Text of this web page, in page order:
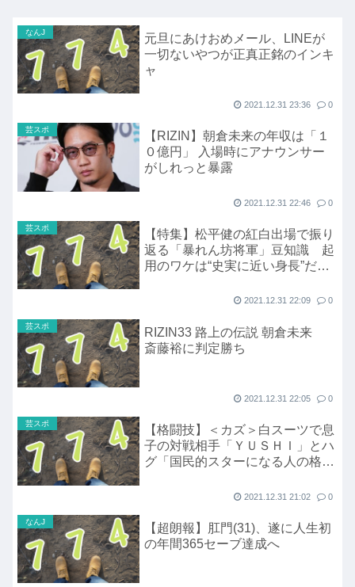
なんJ
元旦にあけおめメール、LINEが
一切ないやつが正真正銘のインキ
ャ
2021.12.31 23:36 0
芸スポ
【RIZIN】朝倉未来の年収は「１
０億円」 入場時にアナウンサー
がしれっと暴露
2021.12.31 22:46 0
芸スポ
【特集】松平健の紅白出場で振り
返る「暴れん坊将軍」豆知識 起
用のワケは“史実に近い身長”だっ
2021.12.31 22:09 0
芸スポ
RIZIN33 路上の伝説 朝倉未来
斎藤裕に判定勝ち
2021.12.31 22:05 0
芸スポ
【格闘技】＜カズ＞白スーツで息
子の対戦相手「ＹＵＳＨＩ」とハ
グ「国民的スターになる人の格好
2021.12.31 21:02 0
なんJ
【超朗報】肛門(31)、遂に人生初
の年間365セーブ達成へ